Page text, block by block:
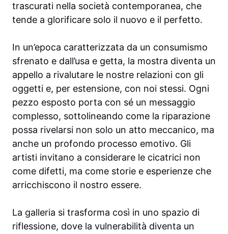
trascurati nella società contemporanea, che
tende a glorificare solo il nuovo e il perfetto.
In un’epoca caratterizzata da un consumismo
sfrenato e dall’usa e getta, la mostra diventa un
appello a rivalutare le nostre relazioni con gli
oggetti e, per estensione, con noi stessi. Ogni
pezzo esposto porta con sé un messaggio
complesso, sottolineando come la riparazione
possa rivelarsi non solo un atto meccanico, ma
anche un profondo processo emotivo. Gli
artisti invitano a considerare le cicatrici non
come difetti, ma come storie e esperienze che
arricchiscono il nostro essere.
La galleria si trasforma così in uno spazio di
riflessione, dove la vulnerabilità diventa un